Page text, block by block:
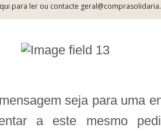
para ler ou contacte